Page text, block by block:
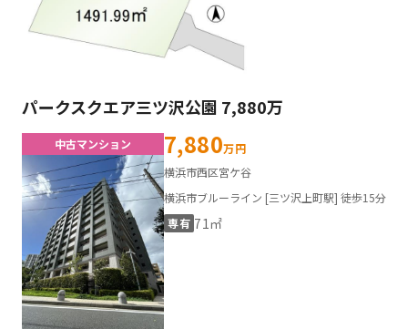
パークスクエア三ツ沢公園 7,880万
中古マンション 7,880万円
横浜市西区宮ケ谷
横浜市ブルーライン [三ツ沢上町駅] 徒歩15分
専有 71㎡